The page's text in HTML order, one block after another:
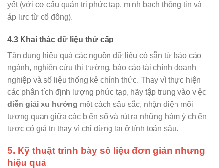
yết (với cơ cấu quản trị phức tạp, minh bạch thông tin và
áp lực từ cổ đông).
4.3 Khai thác dữ liệu thứ cấp
Tận dụng hiệu quả các nguồn dữ liệu có sẵn từ báo cáo
ngành, nghiên cứu thị trường, báo cáo tài chính doanh
nghiệp và số liệu thống kê chính thức. Thay vì thực hiện
các phân tích định lượng phức tạp, hãy tập trung vào việc
diễn giải xu hướng một cách sâu sắc, nhận diện mối
tương quan giữa các biến số và rút ra những hàm ý chiến
lược có giá trị thay vì chỉ dừng lại ở tính toán sâu.
5. Kỹ thuật trình bày số liệu đơn giản nhưng
hiệu quả